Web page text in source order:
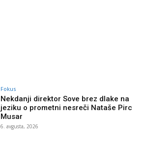
Fokus
Nekdanji direktor Sove brez dlake na
jeziku o prometni nesreči Nataše Pirc
Musar
6. avgusta, 2026